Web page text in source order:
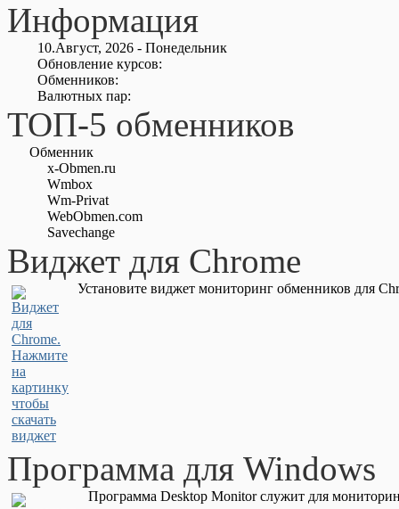
Информация
10.Август, 2026 - Понедельник
Обновление курсов:
Обменников:
Валютных пар:
ТОП-5 обменников
Обменник
x-Obmen.ru
Wmbox
Wm-Privat
WebObmen.com
Savechange
Виджет для Chrome
Установите виджет мониторинг обменников для
Программа для Windows
Программа Desktop Monitor служит для